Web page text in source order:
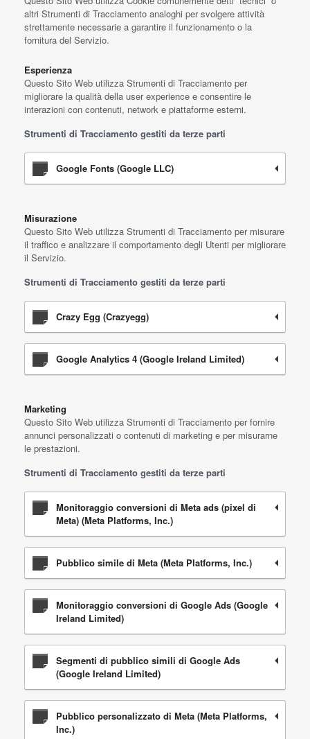
altri Strumenti di Tracciamento analoghi per svolgere attività
strettamente necessarie a garantire il funzionamento o la
fornitura del Servizio.
Esperienza
Questo Sito Web utilizza Strumenti di Tracciamento per
migliorare la qualità della user experience e consentire le
interazioni con contenuti, network e piattaforme esterni.
Strumenti di Tracciamento gestiti da terze parti
Google Fonts (Google LLC)
Misurazione
Questo Sito Web utilizza Strumenti di Tracciamento per misurare
il traffico e analizzare il comportamento degli Utenti per migliorare
il Servizio.
Strumenti di Tracciamento gestiti da terze parti
Crazy Egg (Crazyegg)
Google Analytics 4 (Google Ireland Limited)
Marketing
Questo Sito Web utilizza Strumenti di Tracciamento per fornire
annunci personalizzati o contenuti di marketing e per misurarne
le prestazioni.
Strumenti di Tracciamento gestiti da terze parti
Monitoraggio conversioni di Meta ads (pixel di
Meta) (Meta Platforms, Inc.)
Pubblico simile di Meta (Meta Platforms, Inc.)
Monitoraggio conversioni di Google Ads (Google
Ireland Limited)
Segmenti di pubblico simili di Google Ads
(Google Ireland Limited)
Pubblico personalizzato di Meta (Meta Platforms,
Inc.)